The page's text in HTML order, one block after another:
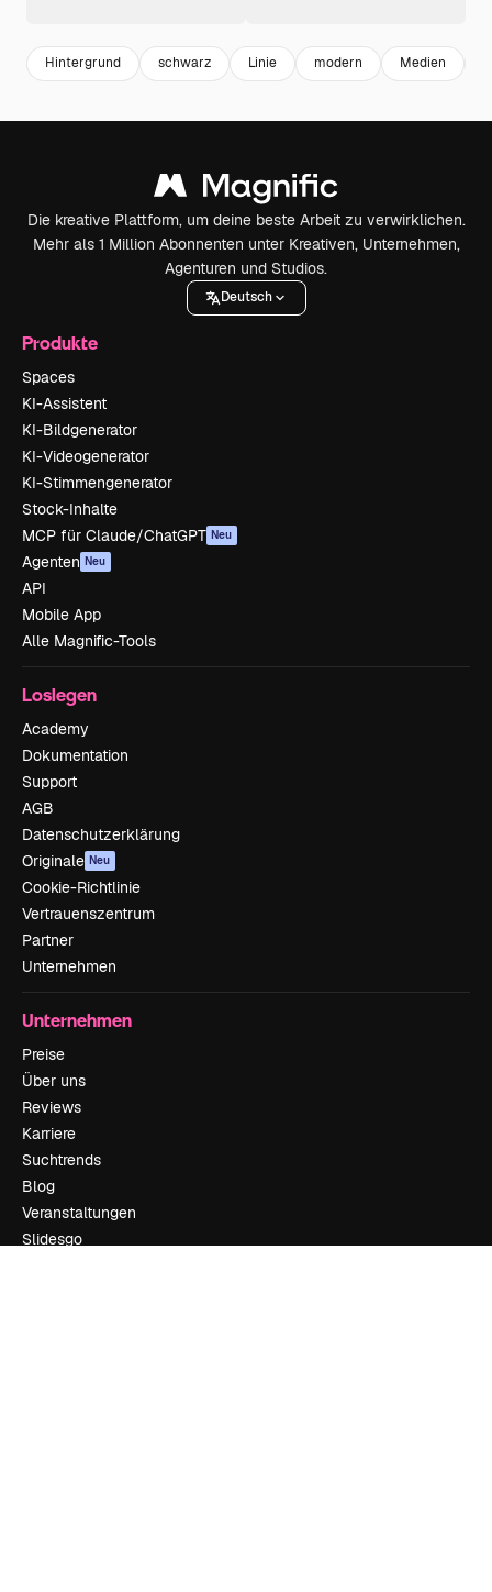
Hintergrund schwarz Linie modern Medien
Die kreative Plattform, um deine beste Arbeit zu verwirklichen.
Mehr als 1 Million Abonnenten unter Kreativen, Unternehmen,
Agenturen und Studios.
Deutsch
Produkte
Spaces
KI-Assistent
KI-Bildgenerator
KI-Videogenerator
KI-Stimmengenerator
Stock-Inhalte
MCP für Claude/ChatGPT Neu
Agenten Neu
API
Mobile App
Alle Magnific-Tools
Loslegen
Academy
Dokumentation
Support
AGB
Datenschutzerklärung
Originale Neu
Cookie-Richtlinie
Vertrauenszentrum
Partner
Unternehmen
Unternehmen
Preise
Über uns
Reviews
Karriere
Suchtrends
Blog
Veranstaltungen
Slidesgo